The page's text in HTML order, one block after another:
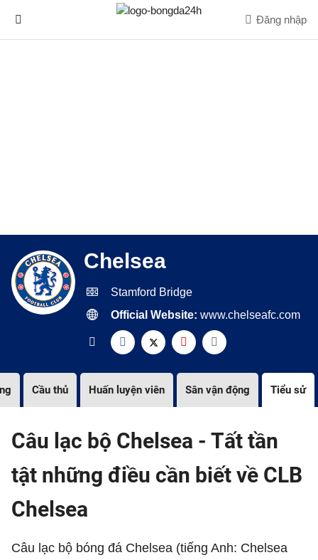
Đăng nhập
Chelsea
Stamford Bridge
Official Website: www.chelseafc.com
Cầu thủ Huấn luyện viên Sân vận động Tiểu sử
Câu lạc bộ Chelsea - Tất tần
tật những điều cần biết về CLB
Chelsea
Câu lạc bộ bóng đá Chelsea (tiếng Anh: Chelsea